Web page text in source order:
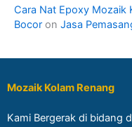
Cara Nat Epoxy Mozaik
Bocor on Jasa
Mozaik Kolam Renang
Kami Bergerak di bidang